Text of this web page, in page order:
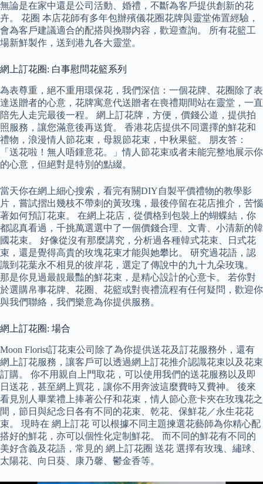
無論是在家中還是公司活動、婚禮，不斷為客戶提供創新的花
卉。 花圈 本店花師有多年包辦殯儀花圈花牌與靈堂佈置經驗，
會為客戶建議適合的配搭與挽聯内容，歡迎查詢。 所有花籃工
場新鮮製作，送到港九各大靈堂。
網上訂花圈: 白事慰問花籃系列
為表尊重，絕不重用環保花，我們深信：一個花牌、花圈除了表
達送贈者的心意，花牌寓意代送贈者在喪禮期間站在靈堂，一直
陪先人走完最後一程。 網上訂花牌，方便，價錢公道，提供拍
照服務，讓您滿意後再送貨。 香港花店提供不同選擇的鮮花和
禮物，浪漫情人節花束，母親節花束，中秋果籃。 朋友答：
「送花啦！無人唔鍾意花。」情人節花束或者未能完整地展示你
的心意，但絕對是特別的點綴。
當天你在網上細心搜索，看完有關DIY自製平價禮物的教學影
片，嘗試摺出幾枝不帶刺的黃玫瑰，最後停留在花店推介，苦惱
著如何預訂花束。 在網上花店，從價格到包裝上的蝴蝶結，你
都認真看過，千挑萬選選中了一個價錢合理、文青、小清新的韓
國花束。 好像從沒有那麼講究，分析過各種韓式花束、日式花
束，還是覺得高貴的玫塊花束才能與她攀比。 研究過花語，認
識到花葉永不相見的彼岸花，選定了傳說中的九十九朵玫瑰。
那是你見過最靚最豔的鮮花束，是精心設計的心意卡。 若你對
於選購帛事花牌、花圈、花籃或對喪禮流程有任何疑問，歡迎你
與我們聯絡，我們樂意為你提供服務。
網上訂花圈: 場合
Moon Florist訂花束公司除了為你提供送花及訂花服務外，還有
網上訂花服務，讓客戶可以透過網上訂花推介認識花束以及花束
訂購。 你不用親自上門取花，可以使用我們的送花服務以及即
日送花，甚至網上買花，讓你不用奔波這麼費時又費神。 後來
看見別人畢業禮上捧著公仔和花束，情人節心意卡夾在玫瑰花之
間，節日與紀念日各有不同的花束、乾花、保鮮花／永生花花
束。 現時在 網上訂花 可以根據不同主題揀選花藝師為你精心配
搭好的鮮花，亦可以個性化定制鮮花。 而不同的鮮花有不同的
美好含義及花語，常見的 網上訂花圈 送花 選擇有玫瑰、繡球、
太陽花、向日葵、康乃馨、鬱金香等。